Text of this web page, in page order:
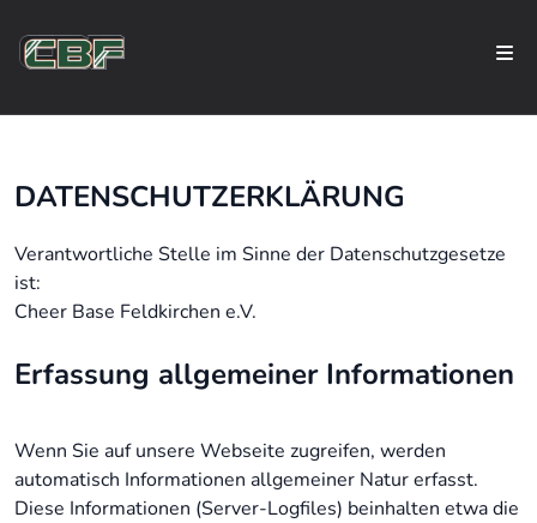
DATENSCHUTZERKLÄRUNG
Verantwortliche Stelle im Sinne der Datenschutzgesetze
ist:
Cheer Base Feldkirchen e.V.
Erfassung allgemeiner Informationen
Wenn Sie auf unsere Webseite zugreifen, werden
automatisch Informationen allgemeiner Natur erfasst.
Diese Informationen (Server-Logfiles) beinhalten etwa die